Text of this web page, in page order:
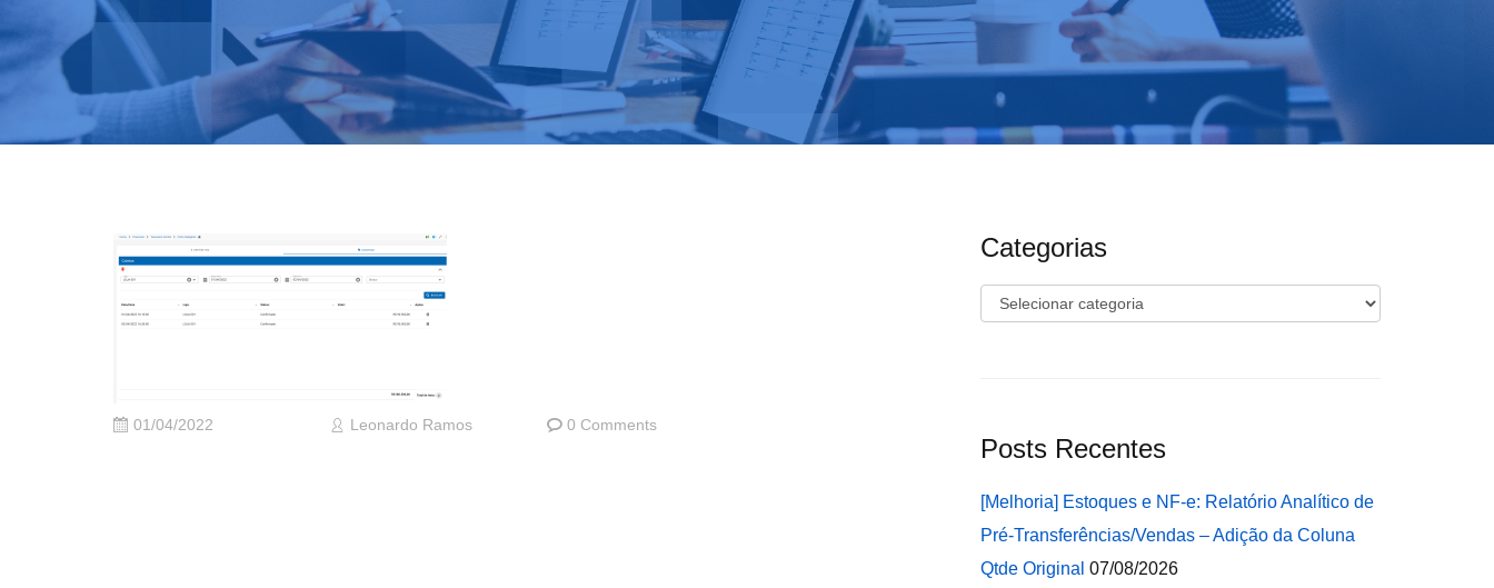
01/04/2022 Leonardo Ramos 0 Comments
Categorias
Categorias
Posts Recentes
[Melhoria] Estoques e NF-e: Relatório Analítico de
Pré-Transferências/Vendas – Adição da Coluna
Qtde Original 07/08/2026